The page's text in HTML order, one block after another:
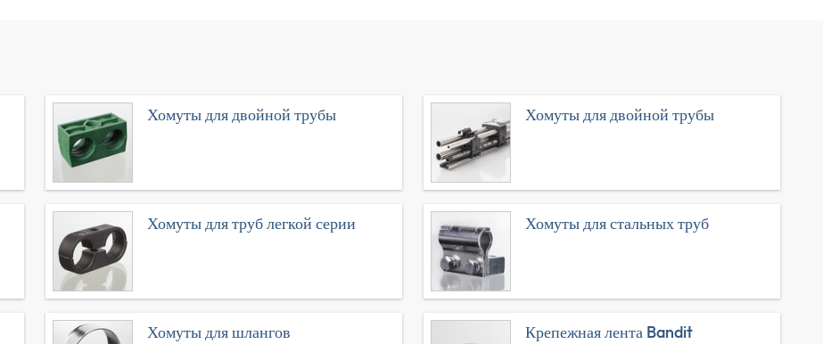
Хомуты для двойной трубы Хомуты для двойной трубы
Хомуты для труб легкой серии Хомуты для стальных труб
Хомуты для шлангов Крепежная лента Bandit